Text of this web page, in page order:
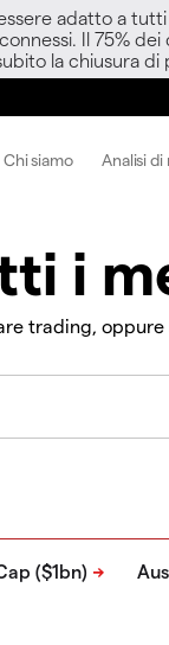
adatto a
Il 75%
la chiusura di
Chi siamo Analisi
i
trading,
($1bn)